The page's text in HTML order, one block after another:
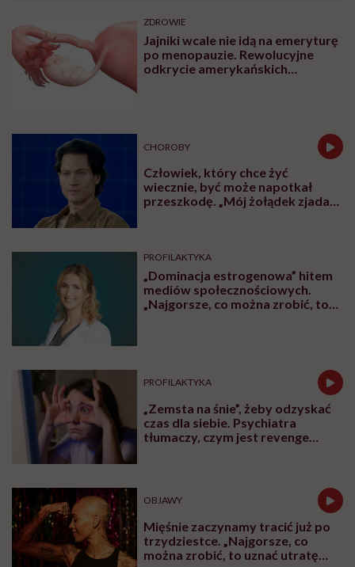
ZDROWIE
Jajniki wcale nie idą na emeryturę
po menopauzie. Rewolucyjne
odkrycie amerykańskich
CHOROBY
Człowiek, który chce żyć
wiecznie, być może napotkał
przeszkodę. „Mój żołądek zjada
PROFILAKTYKA
„Dominacja estrogenowa” hitem
mediów społecznościowych.
„Najgorsze, co można zrobić, to
PROFILAKTYKA
„Zemsta na śnie”, żeby odzyskać
czas dla siebie. Psychiatra
tłumaczy, czym jest revenge
OBJAWY
Mięśnie zaczynamy tracić już po
trzydziestce. „Najgorsze, co
można zrobić, to uznać utratę